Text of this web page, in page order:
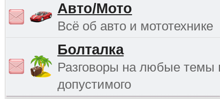
Авто/Мото
Всё об авто и мототехнике
Болталка
Разговоры на любые темы
допустимого